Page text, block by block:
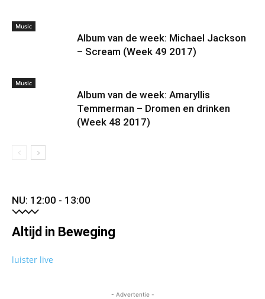
Music
Album van de week: Michael Jackson
– Scream (Week 49 2017)
Music
Album van de week: Amaryllis
Temmerman – Dromen en drinken
(Week 48 2017)
NU: 12:00 - 13:00
Altijd in Beweging
luister live
- Advertentie -